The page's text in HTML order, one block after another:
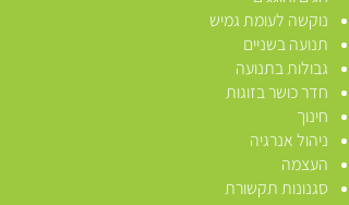
נוקשה לעומת גמיש
תנועה בשניים
גבולות בתנועה
חדר כושר בזוגות
חינוך
ניהול אנרגיה
העצמה
סגנונות תקשורת